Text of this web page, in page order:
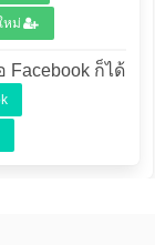
หม่
Facebook ก็ได้